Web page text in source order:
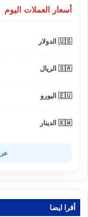
أسعار العملات اليوم
🇺🇸 الدولار
🇸🇦 الريال
🇪🇺 اليورو
🇰🇼 الدينار
أقرا ايضا